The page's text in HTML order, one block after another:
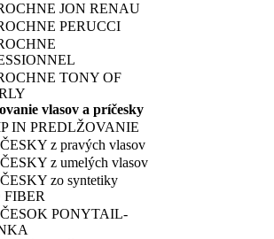
JON RENAU
PERUCCI
TONY OF
vlasov a príčesky
IN PREDLŽOVANIE
z pravých vlasov
z umelých vlasov
zo syntetiky
PONYTAIL-